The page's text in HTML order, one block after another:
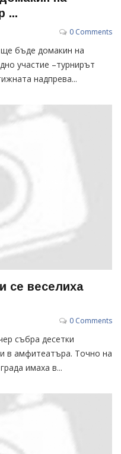
...
0 Comments
бъде домакин на
участие –турнирът
надпрева...
се веселиха
0 Comments
събра десетки
в амфитеатъра. Точно на
имаха в...